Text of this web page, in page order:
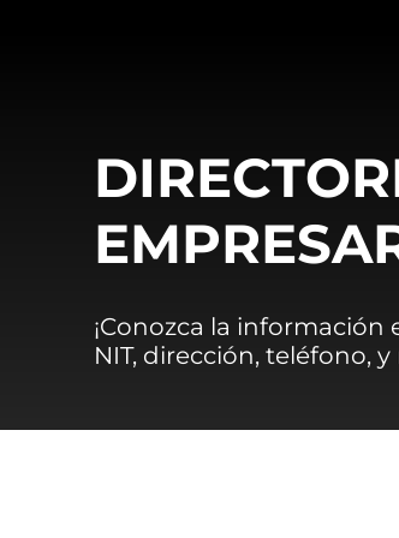
¡Conozca la
NIT, dirección, teléfono,